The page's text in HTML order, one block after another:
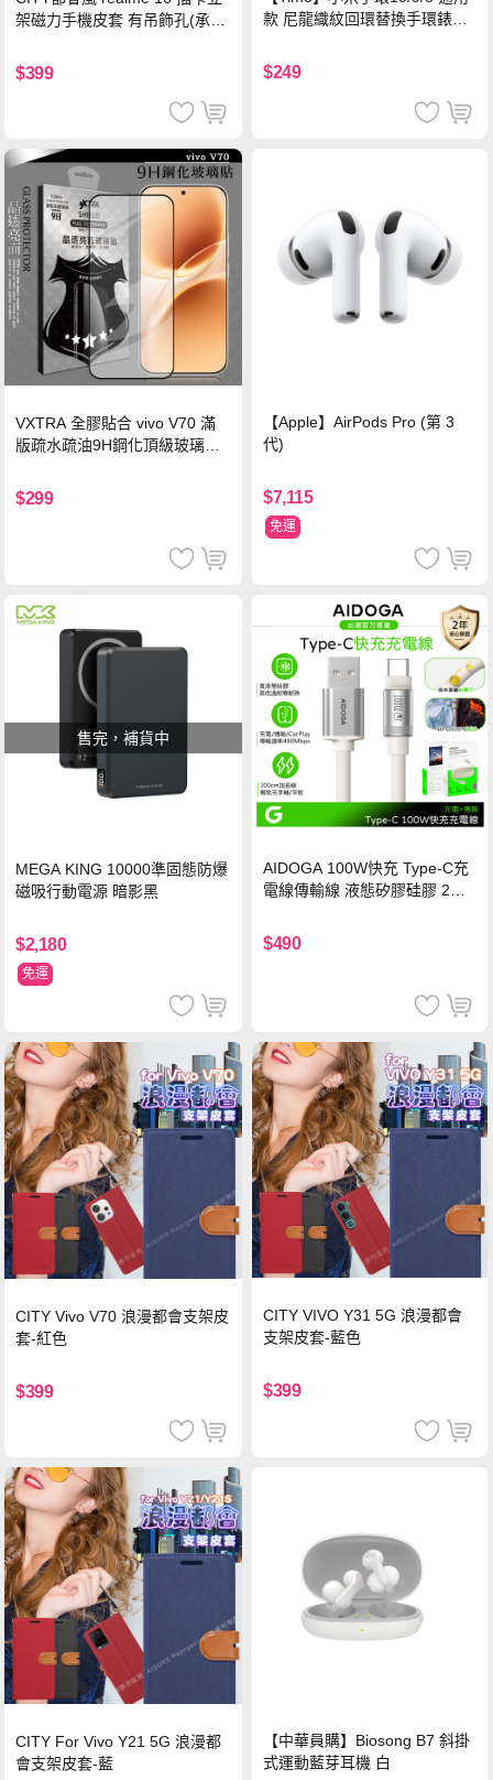
架磁力手機皮套 有吊飾孔(承諾
$399
款 尼龍織紋回環替換手環錶帶-
$249
VXTRA 全膠貼合 vivo V70 滿
版疏水疏油9H鋼化頂級玻璃貼
$299
【Apple】AirPods Pro (第 3
代)
$7,115
免運
售完，補貨中
MEGA KING 10000準固態防爆
磁吸行動電源 暗影黑
$2,180
免運
AIDOGA 100W快充 Type-C充
電線傳輸線 液態矽膠硅膠 2M
$490
CITY Vivo V70 浪漫都會支架皮
套-紅色
$399
CITY VIVO Y31 5G 浪漫都會
支架皮套-藍色
$399
CITY For Vivo Y21 5G 浪漫都
會支架皮套-藍
【中華員購】Biosong B7 斜掛
式運動藍芽耳機 白